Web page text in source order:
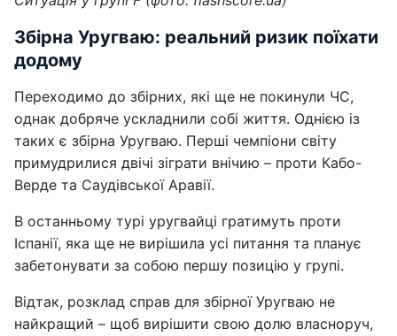
Збірна Уругваю: реальний ризик поїхати
додому
Переходимо до збірних, які ще не покинули ЧС,
однак добряче ускладнили собі життя. Однією із
таких є збірна Уругваю. Перші чемпіони світу
примудрилися двічі зіграти внічию – проти Кабо-
Верде та Саудівської Аравії.
В останньому турі уругвайці гратимуть проти
Іспанії, яка ще не вирішила усі питання та планує
забетонувати за собою першу позицію у групі.
Відтак, розклад справ для збірної Уругваю не
найкращий – щоб вирішити свою долю власноруч,